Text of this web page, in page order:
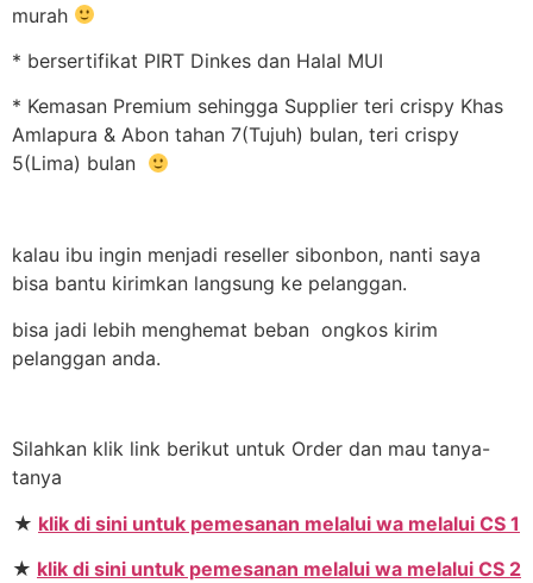
murah
* bersertifikat PIRT Dinkes dan Halal MUI
* Kemasan Premium sehingga Supplier teri crispy Khas
Amlapura & Abon tahan 7(Tujuh) bulan, teri crispy
5(Lima) bulan
kalau ibu ingin menjadi reseller sibonbon, nanti saya
bisa bantu kirimkan langsung ke pelanggan.
bisa jadi lebih menghemat beban ongkos kirim
pelanggan anda.
Silahkan klik link berikut untuk Order dan mau tanya-
tanya
★ klik di sini untuk pemesanan melalui wa melalui CS 1
★ klik di sini untuk pemesanan melalui wa melalui CS 2